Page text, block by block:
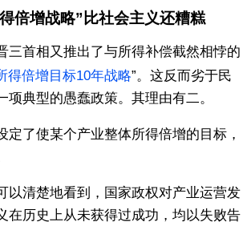
倍增战略”比社会主义还糟糕
三首相又推出了与所得补偿截然相悖的
得倍增目标10年战略”。这反而劣于民
项典型的愚蠢政策。其理由有二。
定了使某个产业整体所得倍增的目标，
以清楚地看到，国家政权对产业运营发
在历史上从未获得过成功，均以失败告